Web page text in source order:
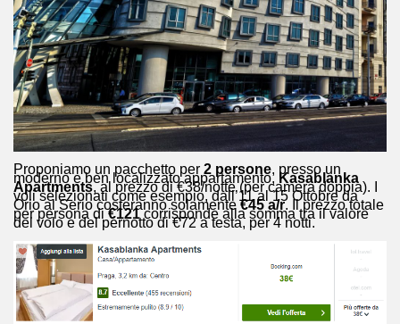
Proponiamo un pacchetto per 2 persone, presso un
moderno e ben localizzato appartamento, Kasablanka
Apartments, al prezzo di €38/notte (per camera doppia). I
voli selezionati come esempio, dall’11 al 15 Ottobre da
Orio al Serio costeranno solamente€45 a/r. Il prezzo totale
per persona di€121corrisponde alla somma tra il valore
del volo e del pernotto di €72 a testa, per 4 notti.